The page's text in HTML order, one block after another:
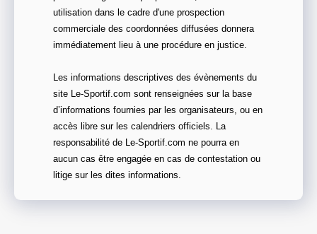
utilisation dans le cadre d'une prospection
commerciale des coordonnées diffusées donnera
immédiatement lieu à une procédure en justice.
Les informations descriptives des évènements du
site Le-Sportif.com sont renseignées sur la base
d’informations fournies par les organisateurs, ou en
accès libre sur les calendriers officiels. La
responsabilité de Le-Sportif.com ne pourra en
aucun cas être engagée en cas de contestation ou
litige sur les dites informations.